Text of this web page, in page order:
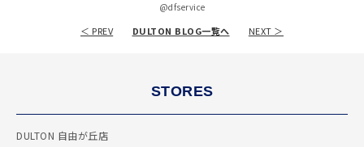
@dfservice
＜ PREV DULTON BLOG一覧へ NEXT ＞
STORES
DULTON 自由が丘店